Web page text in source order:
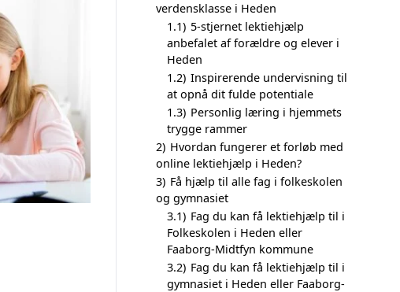
verdensklasse i Heden
1.1) 5-stjernet lektiehjælp
anbefalet af forældre og elever i
Heden
1.2) Inspirerende undervisning til
at opnå dit fulde potentiale
1.3) Personlig læring i hjemmets
trygge rammer
2) Hvordan fungerer et forløb med
online lektiehjælp i Heden?
3) Få hjælp til alle fag i folkeskolen
og gymnasiet
3.1) Fag du kan få lektiehjælp til i
Folkeskolen i Heden eller
Faaborg-Midtfyn kommune
3.2) Fag du kan få lektiehjælp til i
gymnasiet i Heden eller Faaborg-